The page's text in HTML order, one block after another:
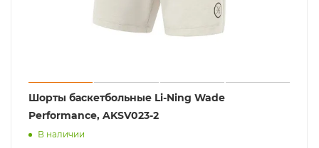
Шорты баскетбольные Li-Ning Wade
Performance, AKSV023-2
В наличии